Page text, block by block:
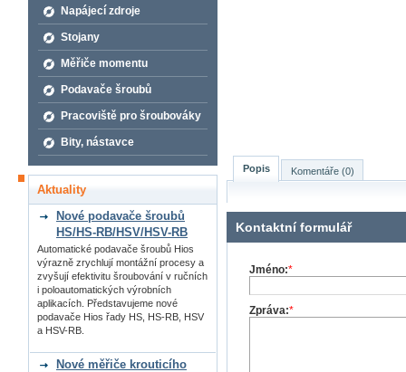
Popis Komentáře (0)
Kontaktní formulář
Jméno:*
Zpráva:*
Napájecí zdroje
Stojany
Měřiče momentu
Podavače šroubů
Pracoviště pro šroubováky
Bity, nástavce
Aktuality
Nové podavače šroubů
HS/HS-RB/HSV/HSV-RB
Automatické podavače šroubů Hios
výrazně zrychlují montážní procesy a
zvyšují efektivitu šroubování v ručních
i poloautomatických výrobních
aplikacích. Představujeme nové
podavače Hios řady HS, HS-RB, HSV
a HSV-RB.
Nové měřiče krouticího